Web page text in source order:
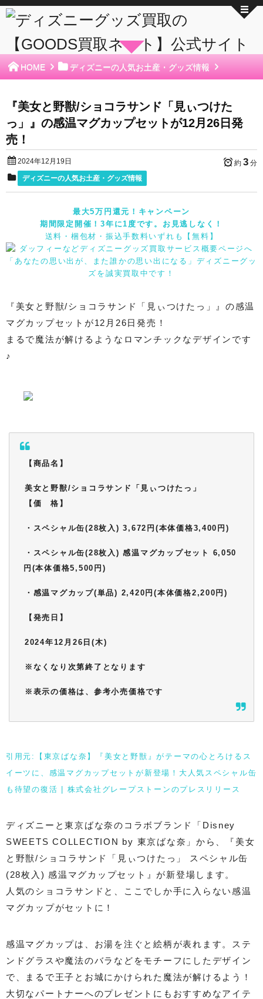
HOME ディズニーの人気お土産・グッズ情報
『美女と野獣/ショコラサンド「見ぃつけた
っ」』の感温マグカップセットが12月26日発
売！
2024年12月19日 約 3 分
ディズニーの人気お土産・グッズ情報
最大5万円還元！キャンペーン
期間限定開催！3年に1度です。お見逃しなく！
送料・梱包材・振込手数料いずれも【無料】
「あなたの思い出が、また誰かの思い出になる」ディズニーグッ
ズを誠実買取中です！
『美女と野獣/ショコラサンド「見ぃつけたっ」』の感温
マグカップセットが12月26日発売！
まるで魔法が解けるようなロマンチックなデザインです
♪
【商品名】
美女と野獣/ショコラサンド「見ぃつけたっ」
【価 格】
・スペシャル缶(28枚入) 3,672円(本体価格3,400円)
・スペシャル缶(28枚入) 感温マグカップセット 6,050
円(本体価格5,500円)
・感温マグカップ(単品) 2,420円(本体価格2,200円)
【発売日】
2024年12月26日(木)
※なくなり次第終了となります
※表示の価格は、参考小売価格です
引用元:【東京ばな奈】『美女と野獣』がテーマの心とろけるス
イーツに、感温マグカップセットが新登場！大人気スペシャル缶
も待望の復活 | 株式会社グレープストーンのプレスリリース
ディズニーと東京ばな奈のコラボブランド「Disney
SWEETS COLLECTION by 東京ばな奈」から、『美女
と野獣/ショコラサンド「見ぃつけたっ」 スペシャル缶
(28枚入) 感温マグカップセット』が新登場します。
人気のショコラサンドと、ここでしか手に入らない感温
マグカップがセットに！
感温マグカップは、お湯を注ぐと絵柄が表れます。ステ
ンドグラスや魔法のバラなどをモチーフにしたデザイン
で、まるで王子とお城にかけられた魔法が解けるよう！
大切なパートナーへのプレゼントにもおすすめなアイテ